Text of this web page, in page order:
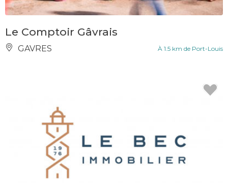
Le Comptoir Gâvrais
GAVRES À 1.5 km de Port-Louis